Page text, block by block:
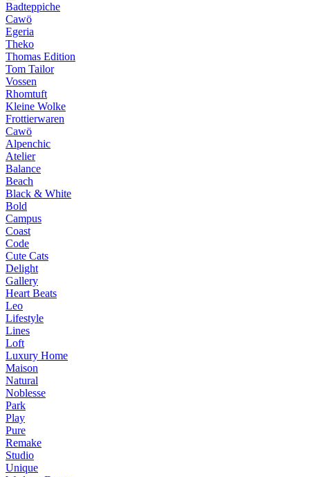
Badteppiche
Cawö
Egeria
Theko
Thomas Edition
Tom Tailor
Vossen
Rhomtuft
Kleine Wolke
Frottierwaren
Cawö
Alpenchic
Atelier
Balance
Beach
Black & White
Bold
Campus
Coast
Code
Cute Cats
Delight
Gallery
Heart Beats
Leo
Lifestyle
Lines
Loft
Luxury Home
Maison
Natural
Noblesse
Park
Play
Pure
Remake
Studio
Unique